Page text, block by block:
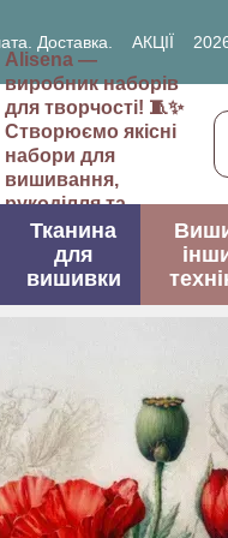
Доставка. АКЦІЇ
Alisena —
виробник наборів
для творчості! 🧵✨
Створюємо якісні
набори для
вишивання,
рукоділля та
творчих проектів.
Тканина
для
вишивки